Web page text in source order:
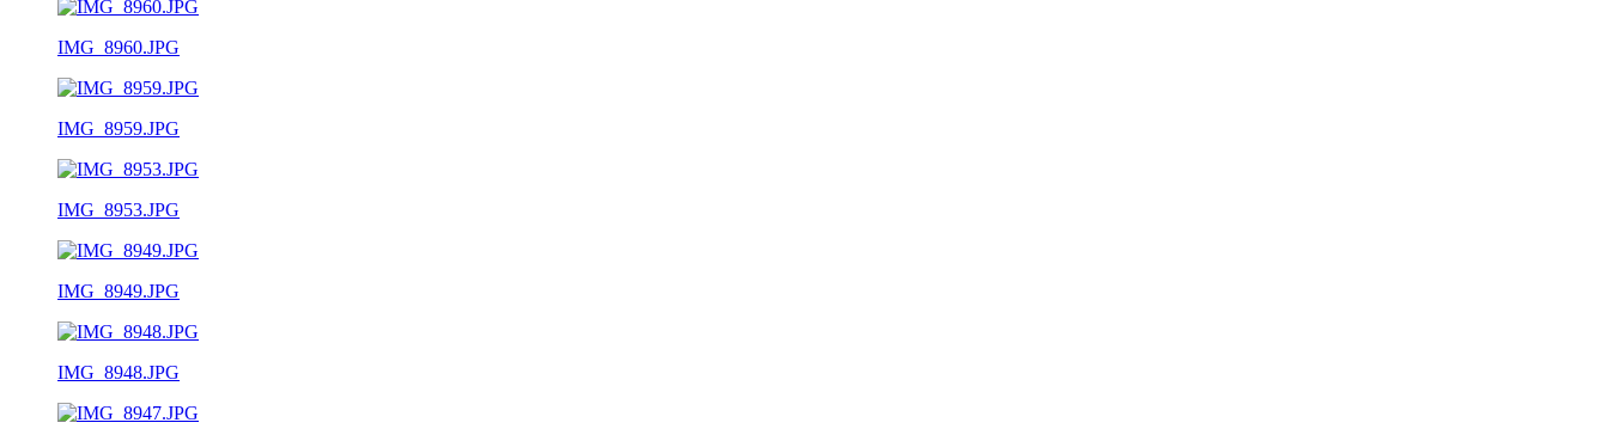
IMG_8960.JPG
IMG_8959.JPG
IMG_8953.JPG
IMG_8949.JPG
IMG_8948.JPG